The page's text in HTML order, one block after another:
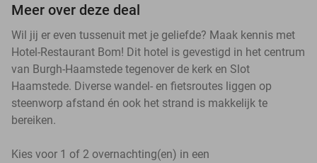
Meer over deze deal
Wil jij er even tussenuit met je geliefde? Maak kennis met
Hotel-Restaurant Bom! Dit hotel is gevestigd in het centrum
van Burgh-Haamstede tegenover de kerk en Slot
Haamstede. Diverse wandel- en fietsroutes liggen op
steenworp afstand én ook het strand is makkelijk te
bereiken.
Kies voor 1 of 2 overnachting(en) in een